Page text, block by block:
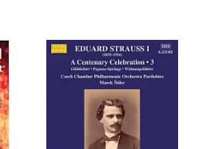
曲宏雷(1)
李芸玫(1)
出版社(2)
/